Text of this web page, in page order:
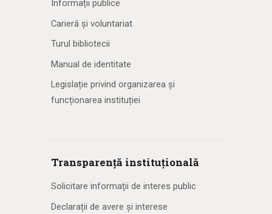
Informații publice
Carieră și voluntariat
Turul bibliotecii
Manual de identitate
Legislație privind organizarea și
funcționarea instituției
Transparență instituțională
Solicitare informaţii de interes public
Declarații de avere și interese